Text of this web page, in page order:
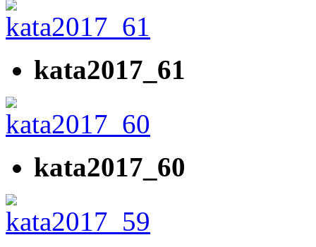
kata2017_61
kata2017_60